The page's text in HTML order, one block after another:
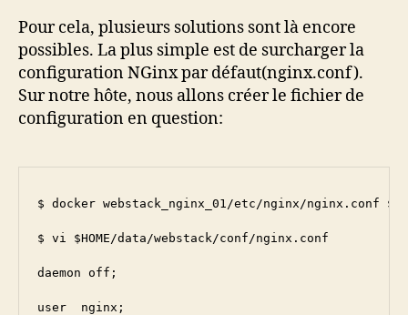
Pour cela, plusieurs solutions sont là encore
possibles. La plus simple est de surcharger la
configuration NGinx par défaut(nginx.conf).
Sur notre hôte, nous allons créer le fichier de
configuration en question:
$ docker webstack_nginx_01/etc/nginx/nginx.conf
$ vi $HOME/data/webstack/conf/nginx.conf
daemon off;
user  nginx;